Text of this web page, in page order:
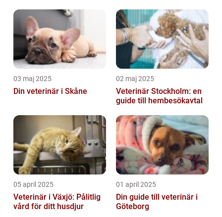
03 maj 2025
Din veterinär i Skåne
02 maj 2025
Veterinär Stockholm: en
guide till hembesökavtal
05 april 2025
Veterinär i Växjö: Pålitlig
vård för ditt husdjur
01 april 2025
Din guide till veterinär i
Göteborg